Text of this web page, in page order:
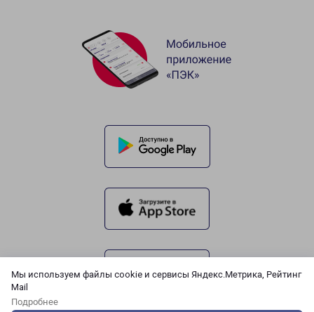
Мы используем файлы cookie и сервисы Яндекс.Метрика, Рейтинг
Mail
Подробнее